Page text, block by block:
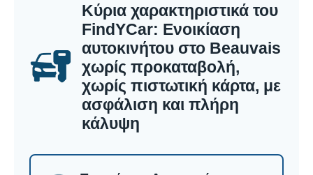
Κύρια χαρακτηριστικά του
FindYCar: Ενοικίαση
αυτοκινήτου στο Beauvais
χωρίς προκαταβολή,
χωρίς πιστωτική κάρτα, με
ασφάλιση και πλήρη
κάλυψη